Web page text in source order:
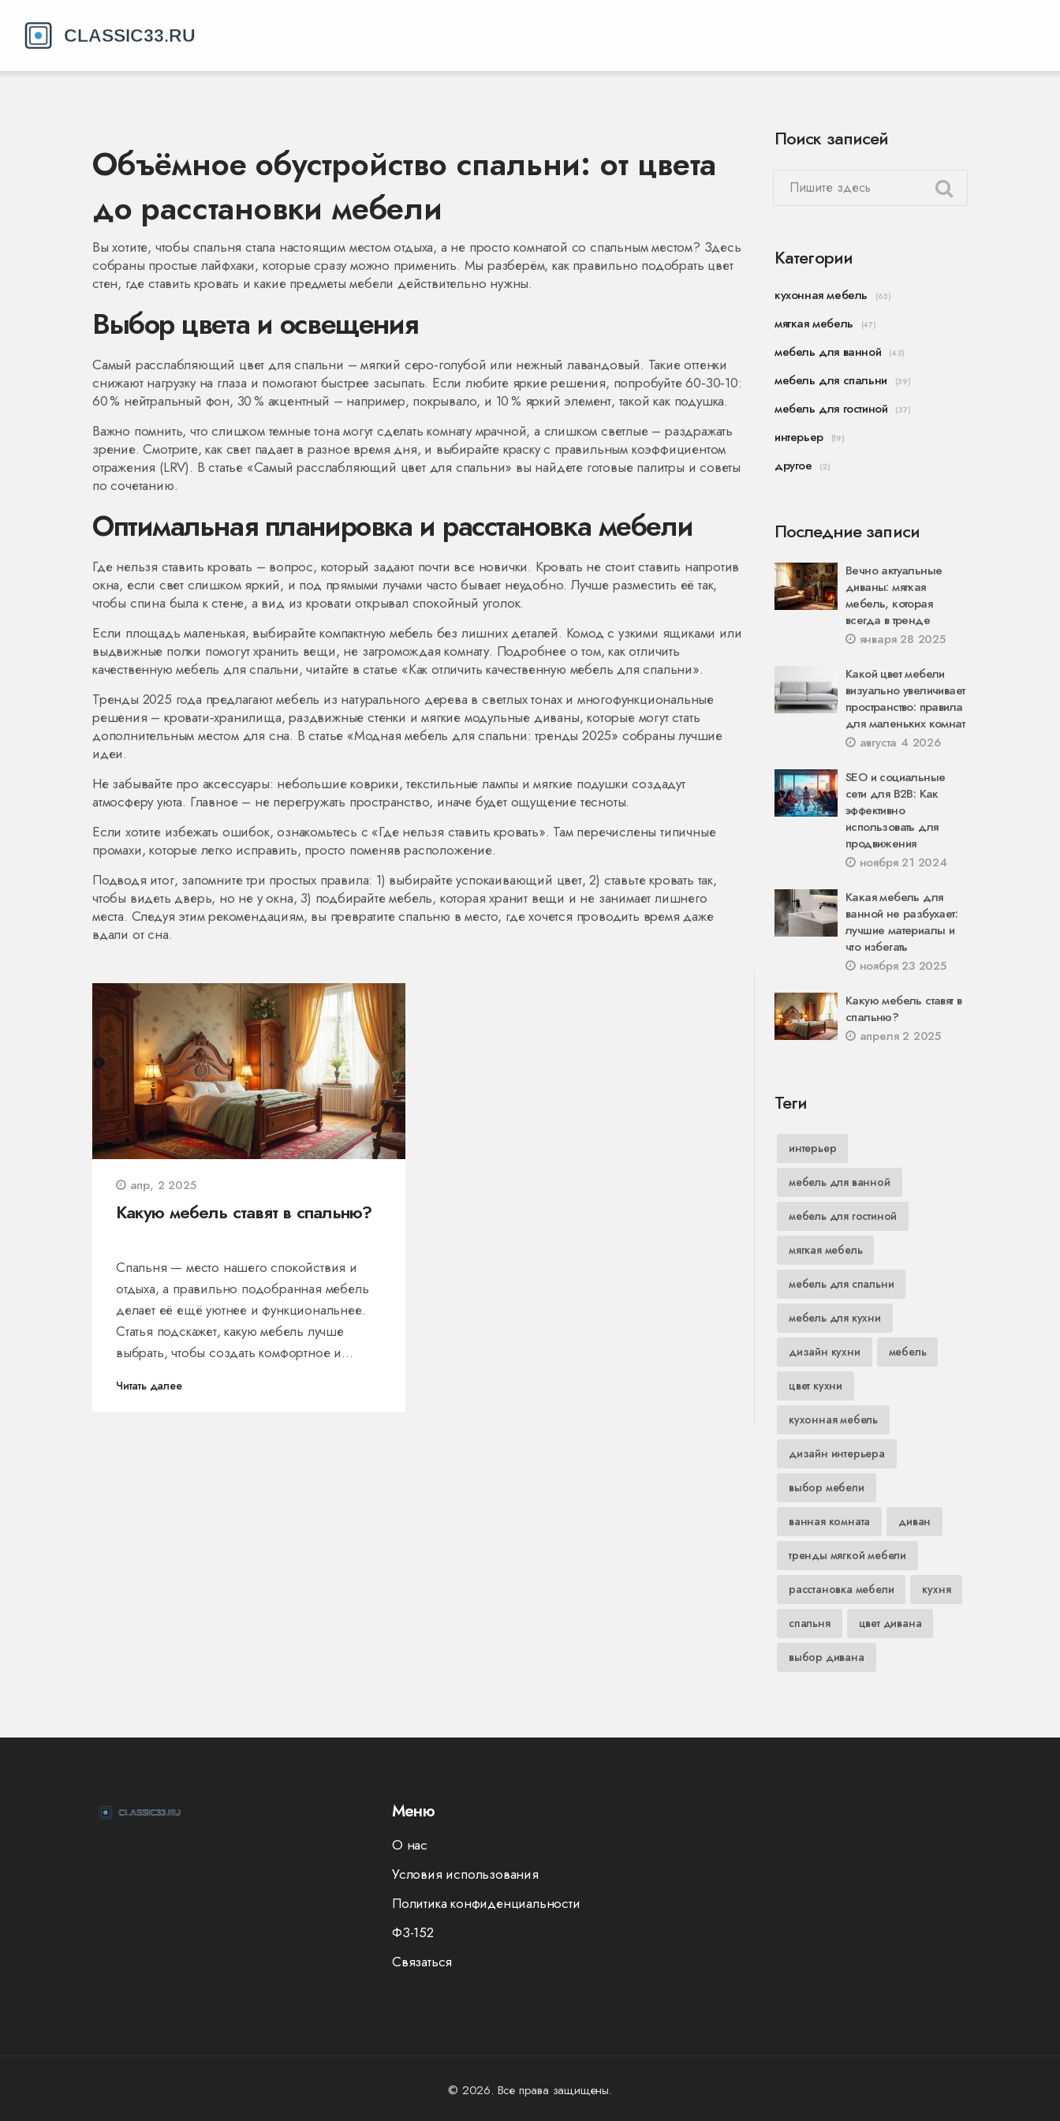
Объёмное обустройство спальни: от цвета
до расстановки мебели
Вы хотите, чтобы спальня стала настоящим местом отдыха, а не просто комнатой со спальным местом? Здесь
собраны простые лайфхаки, которые сразу можно применить. Мы разберём, как правильно подобрать цвет
стен, где ставить кровать и какие предметы мебели действительно нужны.
Выбор цвета и освещения
Самый расслабляющий цвет для спальни – мягкий серо‑голубой или нежный лавандовый. Такие оттенки
снижают нагрузку на глаза и помогают быстрее засыпать. Если любите яркие решения, попробуйте 60‑30‑10:
60 % нейтральный фон, 30 % акцентный – например, покрывало, и 10 % яркий элемент, такой как подушка.
Важно помнить, что слишком темные тона могут сделать комнату мрачной, а слишком светлые – раздражать
зрение. Смотрите, как свет падает в разное время дня, и выбирайте краску с правильным коэффициентом
отражения (LRV). В статье «Самый расслабляющий цвет для спальни» вы найдете готовые палитры и советы
по сочетанию.
Оптимальная планировка и расстановка мебели
Где нельзя ставить кровать – вопрос, который задают почти все новички. Кровать не стоит ставить напротив
окна, если свет слишком яркий, и под прямыми лучами часто бывает неудобно. Лучше разместить её так,
чтобы спина была к стене, а вид из кровати открывал спокойный уголок.
Если площадь маленькая, выбирайте компактную мебель без лишних деталей. Комод с узкими ящиками или
выдвижные полки помогут хранить вещи, не загромождая комнату. Подробнее о том, как отличить
качественную мебель для спальни, читайте в статье «Как отличить качественную мебель для спальни».
Тренды 2025 года предлагают мебель из натурального дерева в светлых тонах и многофункциональные
решения – кровати‑хранилища, раздвижные стенки и мягкие модульные диваны, которые могут стать
дополнительным местом для сна. В статье «Модная мебель для спальни: тренды 2025» собраны лучшие
идеи.
Не забывайте про аксессуары: небольшие коврики, текстильные лампы и мягкие подушки создадут
атмосферу уюта. Главное – не перегружать пространство, иначе будет ощущение тесноты.
Если хотите избежать ошибок, ознакомьтесь с «Где нельзя ставить кровать». Там перечислены типичные
промахи, которые легко исправить, просто поменяв расположение.
Подводя итог, запомните три простых правила: 1) выбирайте успокаивающий цвет, 2) ставьте кровать так,
чтобы видеть дверь, но не у окна, 3) подбирайте мебель, которая хранит вещи и не занимает лишнего
места. Следуя этим рекомендациям, вы превратите спальню в место, где хочется проводить время даже
вдали от сна.
апр, 2 2025
Какую мебель ставят в спальню?
Спальня — место нашего спокойствия и
отдыха, а правильно подобранная мебель
делает её ещё уютнее и функциональнее.
Статья подскажет, какую мебель лучше
выбрать, чтобы создать комфортное и
Рассмотрим основы выбора кровати,
Читать далее
Поиск записей
Категории
кухонная мебель (63)
мягкая мебель (47)
мебель для ванной (43)
мебель для спальни (39)
мебель для гостиной (37)
интерьер (19)
другое (2)
Последние записи
Вечно актуальные
диваны: мягкая
мебель, которая
всегда в тренде
января 28 2025
Какой цвет мебели
визуально увеличивает
пространство: правила
для маленьких комнат
августа 4 2026
SEO и социальные
сети для B2B: Как
эффективно
использовать для
продвижения
ноября 21 2024
Какая мебель для
ванной не разбухает:
лучшие материалы и
что избегать
ноября 23 2025
Какую мебель ставят в
спальню?
апреля 2 2025
Теги
интерьер
мебель для ванной
мебель для гостиной
мягкая мебель
мебель для спальни
мебель для кухни
дизайн кухни мебель
цвет кухни
кухонная мебель
дизайн интерьера
выбор мебели
ванная комната диван
тренды мягкой мебели
расстановка мебели кухня
спальня цвет дивана
выбор дивана
Меню
О нас
Условия использования
Политика конфиденциальности
ФЗ-152
Связаться
© 2026. Все права защищены.